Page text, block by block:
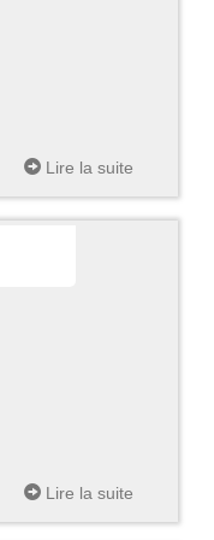
Lire la suite
Lire la suite